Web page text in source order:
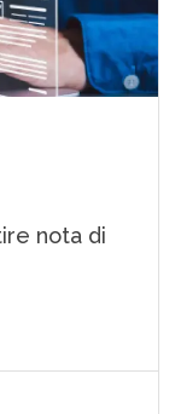
nota di